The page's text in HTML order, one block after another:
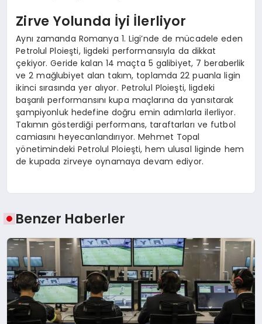
Zirve Yolunda İyi İlerliyor
Aynı zamanda Romanya 1. Ligi’nde de mücadele eden
Petrolul Ploieşti, ligdeki performansıyla da dikkat
çekiyor. Geride kalan 14 maçta 5 galibiyet, 7 beraberlik
ve 2 mağlubiyet alan takım, toplamda 22 puanla ligin
ikinci sırasında yer alıyor. Petrolul Ploieşti, ligdeki
başarılı performansını kupa maçlarına da yansıtarak
şampiyonluk hedefine doğru emin adımlarla ilerliyor.
Takımın gösterdiği performans, taraftarları ve futbol
camiasını heyecanlandırıyor. Mehmet Topal
yönetimindeki Petrolul Ploieşti, hem ulusal liginde hem
de kupada zirveye oynamaya devam ediyor.
Benzer Haberler